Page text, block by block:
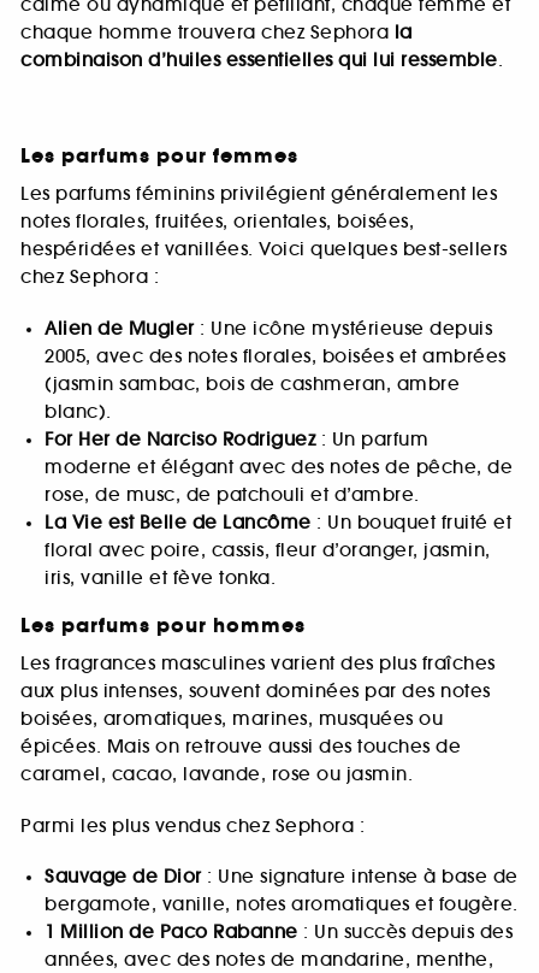
calme ou dynamique et pétillant, chaque femme et
chaque homme trouvera chez Sephora la
combinaison d’huiles essentielles qui lui ressemble.
Les parfums pour femmes
Les parfums féminins privilégient généralement les
notes florales, fruitées, orientales, boisées,
hespéridées et vanillées. Voici quelques best-sellers
chez Sephora :
Alien de Mugler: Une icône mystérieuse depuis
2005, avec des notes florales, boisées et ambrées
(jasmin sambac, bois de cashmeran, ambre
blanc).
For Her de Narciso Rodriguez: Un parfum
moderne et élégant avec des notes de pêche, de
rose, de musc, de patchouli et d’ambre.
La Vie est Belle de Lancôme : Un bouquet fruité et
floral avec poire, cassis, fleur d’oranger, jasmin,
iris, vanille et fève tonka.
Les parfums pour hommes
Les fragrances masculines varient des plus fraîches
aux plus intenses, souvent dominées par des notes
boisées, aromatiques, marines, musquées ou
épicées. Mais on retrouve aussi des touches de
caramel, cacao, lavande, rose ou jasmin.
Parmi les plus vendus chez Sephora :
Sauvage de Dior: Une signature intense à base de
bergamote, vanille, notes aromatiques et fougère.
1 Million de Paco Rabanne : Un succès depuis des
années, avec des notes de mandarine, menthe,